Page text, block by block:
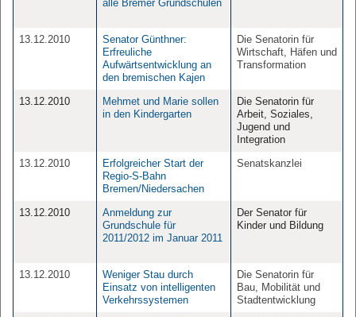
alle Bremer Grundschulen
13.12.2010
Senator Günthner:
Erfreuliche
Aufwärtsentwicklung an
den bremischen Kajen
Die Senatorin für
Wirtschaft, Häfen und
Transformation
13.12.2010
Mehmet und Marie sollen
in den Kindergarten
Die Senatorin für
Arbeit, Soziales,
Jugend und
Integration
13.12.2010
Erfolgreicher Start der
Regio-S-Bahn
Bremen/Niedersachen
Senatskanzlei
13.12.2010
Anmeldung zur
Grundschule für
2011/2012 im Januar 2011
Der Senator für
Kinder und Bildung
13.12.2010
Weniger Stau durch
Einsatz von intelligenten
Verkehrssystemen
Die Senatorin für
Bau, Mobilität und
Stadtentwicklung